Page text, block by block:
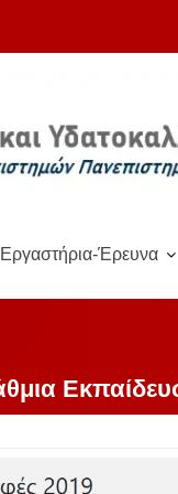
Εργαστήρια-Έρευνα